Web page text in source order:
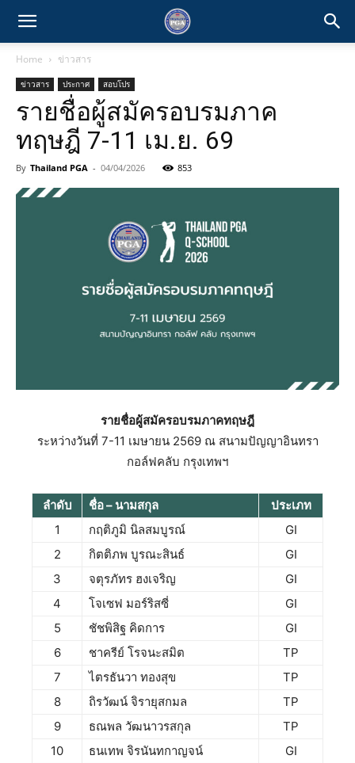
Home ข่าวสาร
ข่าวสาร ประกาศ สอบโปร
รายชื่อผู้สมัครอบรมภาค
ทฤษฎี 7-11 เม.ย. 69
By Thailand PGA - 04/04/2026 853
รายชื่อผู้สมัครอบรมภาคทฤษฎี
ระหว่างวันที่ 7-11 เมษายน 2569 ณ สนามปัญญาอินทรา
กอล์ฟคลับ กรุงเทพฯ
ลำดับ ชื่อ – นามสกุล
ประเภท
1
กฤติภูมิ นิลสมบูรณ์
GI
2
กิตติภพ บูรณะสินธ์
GI
3
จตุรภัทร ฮงเจริญ
GI
4
โจเซฟ มอร์ริสซี่
GI
5
ชัชพิสิฐ คิดการ
GI
6
ชาครีย์ โรจนะสมิต
TP
7
ไตรธันวา ทองสุข
TP
8
ถิรวัฒน์ จิรายุสกมล
TP
9
ธณพล วัฒนาวรสกุล
TP
10
ธนเทพ จิรนันทกาญจน์
GI